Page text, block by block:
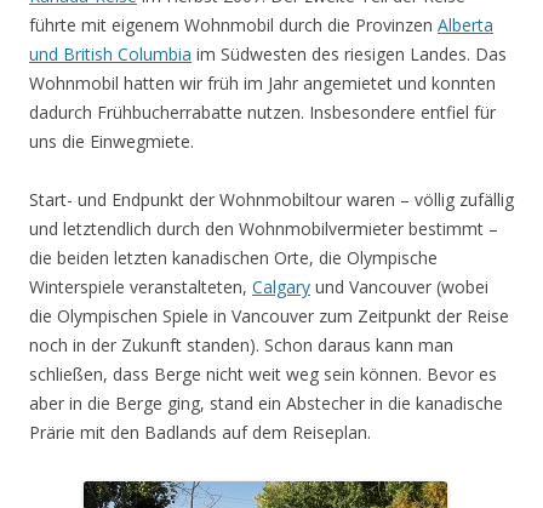
führte mit eigenem Wohnmobil durch die Provinzen Alberta
und British Columbia im Südwesten des riesigen Landes. Das
Wohnmobil hatten wir früh im Jahr angemietet und konnten
dadurch Frühbucherrabatte nutzen. Insbesondere entfiel für
uns die Einwegmiete.
Start- und Endpunkt der Wohnmobiltour waren – völlig zufällig
und letztendlich durch den Wohnmobilvermieter bestimmt –
die beiden letzten kanadischen Orte, die Olympische
Winterspiele veranstalteten, Calgary und Vancouver (wobei
die Olympischen Spiele in Vancouver zum Zeitpunkt der Reise
noch in der Zukunft standen). Schon daraus kann man
schließen, dass Berge nicht weit weg sein können. Bevor es
aber in die Berge ging, stand ein Abstecher in die kanadische
Prärie mit den Badlands auf dem Reiseplan.